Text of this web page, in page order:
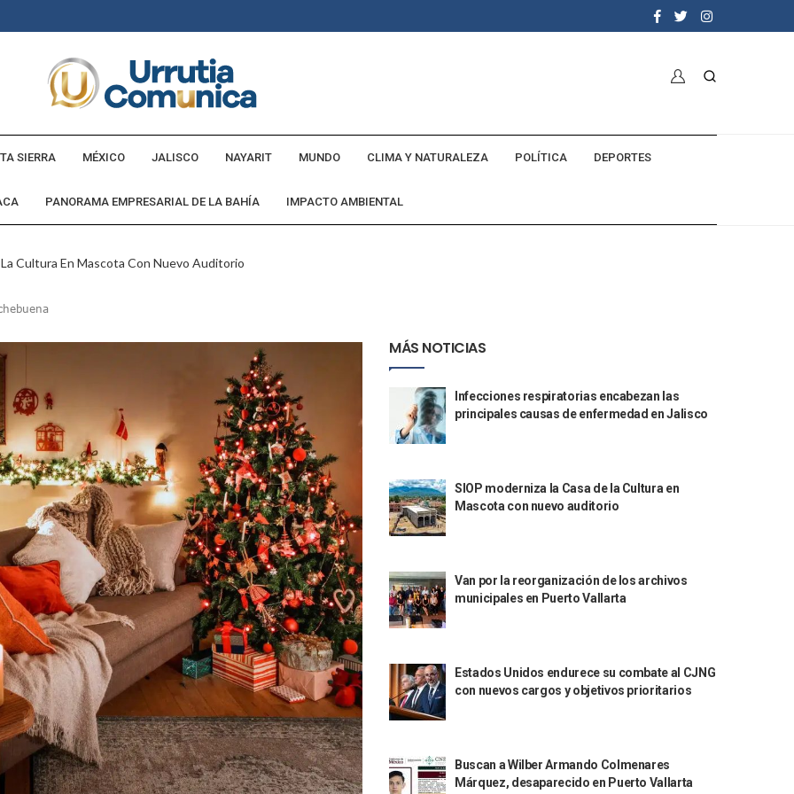
SIERRA MÉXICO JALISCO NAYARIT MUNDO CLIMA Y NATURALEZA POLÍTICA DEPORTES
PANORAMA EMPRESARIAL DE LA BAHÍA IMPACTO AMBIENTAL
Cultura En Mascota Con Nuevo Auditorio
Al CJNG Con Nuevos Cargos Y Objetivos Prioritarios
Sustento Legal De Las Descargas Residuales Al Mar
Ambiental Por Incendios Históricos
De Tritones Vallarta; Será Financiado Por Privados
En Puerto Vallarta, ¿para Quiénes Aplica Y Cómo Tramitarlas?
Explosión De Una Pipa En Tlaquepaque (VIDEO)
De La Cuarta Transformación A Puerto Vallarta Y Tomatlán
En El Estero El Salado Por Su 26 Aniversario
PriceAgencies Awards 2026 En Ciudad De México
En Puerto Vallarta Para Emprendedores Y Ciudadanía
Integrar La Planilla Del PAN Vallarta Para El 2027
En Seis Colonias Del Centro De Puerto Vallarta
La Labor Del Personal De Servicios Eficientes
Vallarta Con Tormentas Y Ambiente Caluroso
Referentes De La Comunidad LGBT+ En Puerto Vallarta
“Ejército Del Verde” En La Colonia Primero De Mayo
Con 718 Toneladas De Ayuda Humanitaria
Puerto Vallarta: Rutas, Horarios Y Capacidad
Deben De Tener Aire Acondicionado: Diego Monraz
MÁS NOTICIAS
Infecciones respiratorias encabezan las
principales causas de enfermedad en Jalisco
SIOP moderniza la Casa de la Cultura en
Mascota con nuevo auditorio
Van por la reorganización de los archivos
municipales en Puerto Vallarta
Estados Unidos endurece su combate al CJNG
con nuevos cargos y objetivos prioritarios
Buscan a Wilber Armando Colmenares
Márquez, desaparecido en Puerto Vallarta